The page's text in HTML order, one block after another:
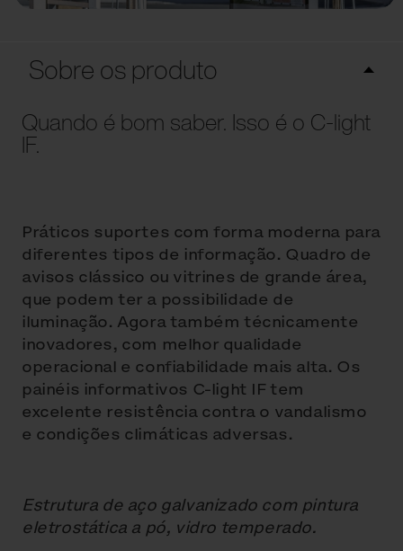
Sobre os produto
Quando é bom saber. Isso é o C-light
IF.
Práticos suportes com forma moderna para
diferentes tipos de informação. Quadro de
avisos clássico ou vitrines de grande área,
que podem ter a possibilidade de
iluminação. Agora também técnicamente
inovadores, com melhor qualidade
operacional e confiabilidade mais alta. Os
painéis informativos C-light IF tem
excelente resistência contra o vandalismo
e condições climáticas adversas.
Estrutura de aço galvanizado com pintura
eletrostática a pó, vidro temperado.